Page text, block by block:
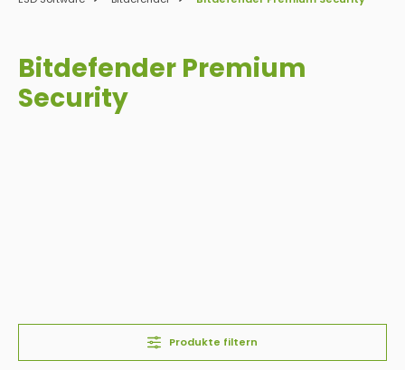
Bitdefender Premium
Security
Produkte filtern